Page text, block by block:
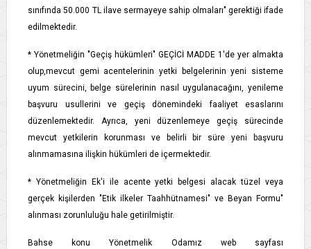
sınıfında 50.000 TL ilave sermayeye sahip olmaları" gerektiği ifade
edilmektedir.
* Yönetmeliğin "Geçiş hükümleri" GEÇİCİ MADDE 1'de yer almakta
olup,mevcut gemi acentelerinin yetki belgelerinin yeni sisteme
uyum sürecini, belge sürelerinin nasıl uygulanacağını, yenileme
başvuru usullerini ve geçiş dönemindeki faaliyet esaslarını
düzenlemektedir. Ayrıca, yeni düzenlemeye geçiş sürecinde
mevcut yetkilerin korunması ve belirli bir süre yeni başvuru
alınmamasına ilişkin hükümleri de içermektedir.
* Yönetmeliğin Ek'i ile acente yetki belgesi alacak tüzel veya
gerçek kişilerden "Etik ilkeler Taahhütnamesi" ve Beyan Formu"
alınması zorunluluğu hale getirilmiştir.
Bahse konu Yönetmelik Odamız web sayfası